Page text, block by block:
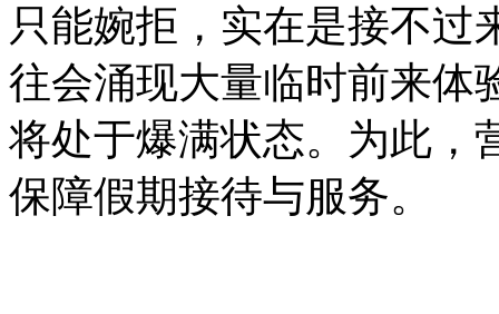
只能婉拒，实在是接不过
往会涌现大量临时前来体
将处于爆满状态。为此，
保障假期接待与服务。